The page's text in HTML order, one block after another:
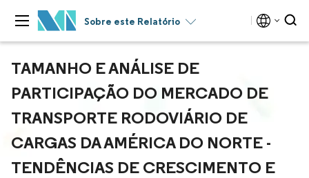
Sobre este Relatório
TAMANHO E ANÁLISE DE
PARTICIPAÇÃO DO MERCADO DE
TRANSPORTE RODOVIÁRIO DE
CARGAS DA AMÉRICA DO NORTE -
TENDÊNCIAS DE CRESCIMENTO E